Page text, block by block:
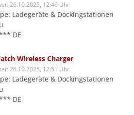
26.10.2025, 12:46 Uhr
Ladegeräte & Dockingstationen
DE
Wireless Charger
26.10.2025, 12:51 Uhr
Ladegeräte & Dockingstationen
DE